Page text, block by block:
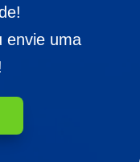
envie uma